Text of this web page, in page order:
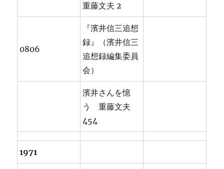
重藤文夫 2
0806
『濱井信三追想
録』（濱井信三
追想録編集委員
会）
濱井さんを憶
う 重藤文夫
454
1971